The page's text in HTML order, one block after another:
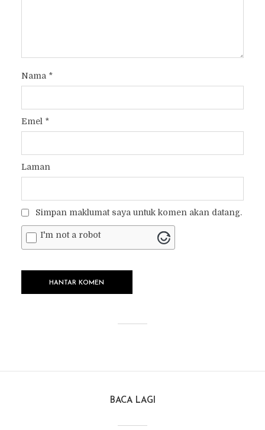
Nama *
Emel *
Laman
Simpan maklumat saya untuk komen akan datang.
I'm not a robot
BACA LAGI